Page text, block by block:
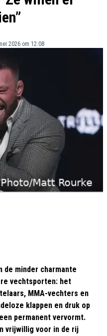
2026 om 12:08
de minder charmante
vechtsporten: het
MMA-vechters en
klappen en druk op
permanent vervormt.
vrijwillig voor in de rij